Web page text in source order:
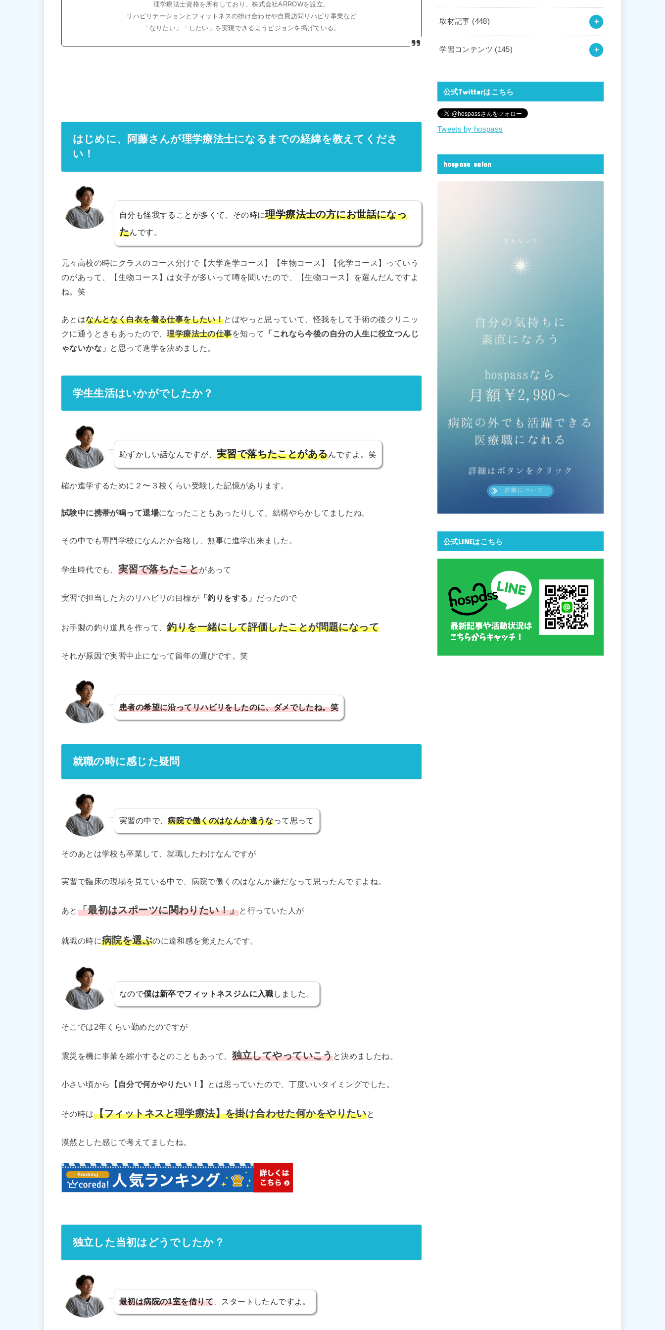
理学療法士資格を所有しており、株式会社ARROWを設立。
リハビリテーションとフィットネスの掛け合わせや自費訪問リハビリ事業など
「なりたい」「したい」を実現できるようビジョンを掲げている。
はじめに、阿藤さんが理学療法士になるまでの経緯を教えてくださ
い！
自分も怪我することが多くて、その時に理学療法士の方にお世話になっ
たんです。
元々高校の時にクラスのコース分けで【大学進学コース】【生物コース】【化学コース】っていう
のがあって、【生物コース】は女子が多いって噂を聞いたので、【生物コース】を選んだんですよ
ね。笑
あとはなんとなく白衣を着る仕事をしたい！とぼやっと思っていて、怪我をして手術の後クリニッ
クに通うときもあったので、理学療法士の仕事を知って
「これなら今後の自分の人生に役立つんじ
ゃないかな」 と思って進学を決めました。
学生生活はいかがでしたか？
恥ずかしい話なんですが、 実習で落ちたことがあるんですよ。笑
確か進学するために２〜３校くらい受験した記憶があります。
試験中に携帯が鳴って退場になったこともあったりして、結構やらかしてましたね。
その中でも専門学校になんとか合格し、無事に進学出来ました。
学生時代でも、 実習で落ちたことがあって
実習で担当した方のリハビリの目標が 「釣りをする」 だったので
お手製の釣り道具を作って、釣りを一緒にして評価したことが問題になって
それが原因で実習中止になって留年の運びです。笑
患者の希望に沿ってリハビリをしたのに、ダメでしたね。笑
就職の時に感じた疑問
実習の中で、病院で働くのはなんか違うなって思って
そのあとは学校も卒業して、就職したわけなんですが
実習で臨床の現場を見ている中で、病院で働くのはなんか嫌だなって思ったんですよね。
あと 「最初はスポーツに関わりたい！」と行っていた人が
就職の時に病院を選ぶのに違和感を覚えたんです。
なので僕は新卒でフィットネスジムに入職 しました。
そこでは2年くらい勤めたのですが
震災を機に事業を縮小するとのこともあって、 独立してやっていこうと決めましたね。
小さい頃から 【自分で何かやりたい！】 とは思っていたので、丁度いいタイミングでした。
その時は【フィットネスと理学療法】を掛け合わせた何かをやりたいと
漠然とした感じで考えてましたね。
独立した当初はどうでしたか？
最初は病院の1室を借りて、スタートしたんですよ。
取材記事 (448)
学習コンテンツ (145)
公式Twitterはこちら
Tweets by hospass
hospass salon
公式LINEはこちら